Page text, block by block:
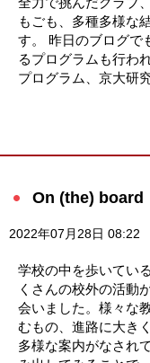
もごも、多種多様な
す。 昨日のブログで
るプログラムも行わ
プログラム、京大研
On (the) board
2022年07月28日 08:22
学校の中を歩いてい
くさんの校外の活動
会いました。様々な
むもの、進路に大き
多様な案内がなされ